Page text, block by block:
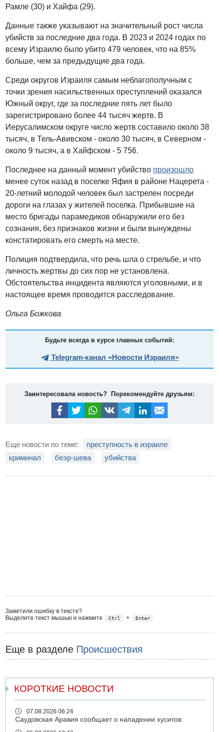
Рамле (30) и Хайфа (29).
Данные также указывают на значительный рост числа
убийств за последние два года. В 2023 и 2024 годах по
всему Израилю было убито 479 человек, что на 85%
больше, чем за предыдущие два года.
Среди округов Израиля самым неблагополучным с
точки зрения насильственных преступлений оказался
Южный округ, где за последние пять лет было
зарегистрировано более 44 тысяч жертв. В
Иерусалимском округе число жертв составило около 38
тысяч, в Тель-Авивском - около 30 тысяч, в Северном -
около 9 тысяч, а в Хайфском - 5 756.
Последнее на данный момент убийство произошло
менее суток назад в поселке Яфия в районе Нацерета -
20-летний молодой человек был застрелен посреди
дороги на глазах у жителей поселка. Прибывшие на
место бригады парамедиков обнаружили его без
сознания, без признаков жизни и были вынуждены
констатировать его смерть на месте.
Полиция подтвердила, что речь шла о стрельбе, и что
личность жертвы до сих пор не установлена.
Обстоятельства инцидента являются уголовными, и в
настоящее время проводится расследование.
Ольга Божкова
Будьте всегда в курсе главных событий:
Telegram-канал «Новости Израиля»
Заинтересовала новость? Порекомендуйте друзьям:
Еще новости по теме:
преступность в израиле
криминал
беэр-шева убийства
Заметили ошибку в тексте?
Выделите текст мышью и нажмите
Ctrl + Enter
Еще в разделе Происшествия
КОРОТКИЕ НОВОСТИ
07.08.2026 06:24
Саудовская Аравия сообщает о нападении хуситов